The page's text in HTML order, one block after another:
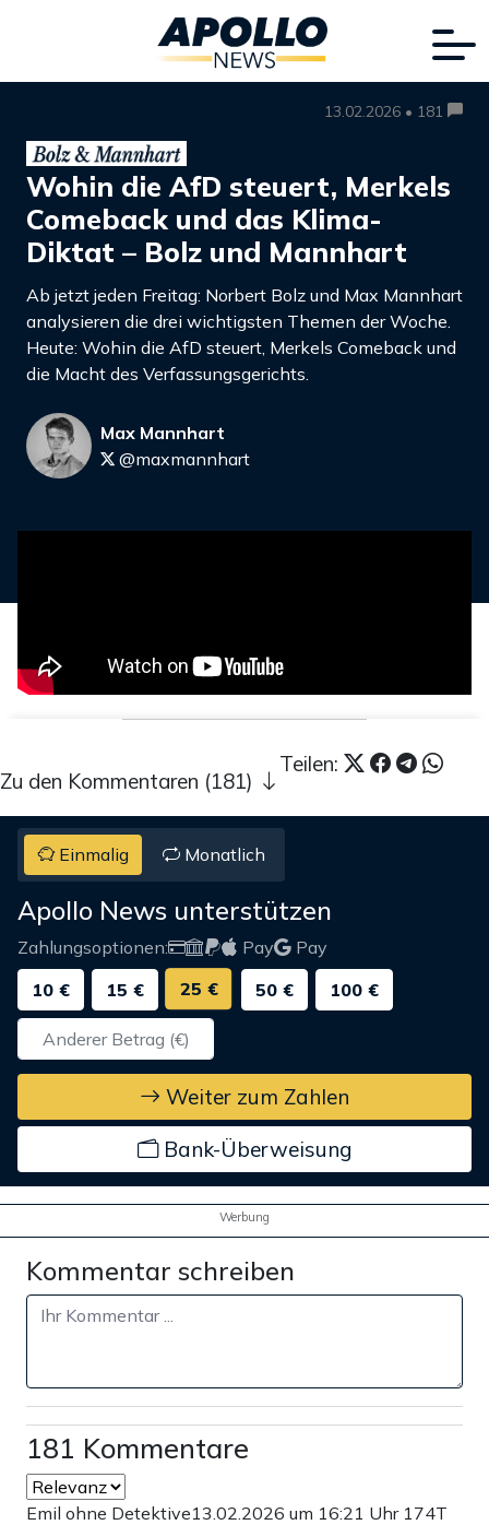
13.02.2026 • 181
Wohin die AfD steuert, Merkels
Comeback und das Klima-
Diktat – Bolz und Mannhart
Ab jetzt jeden Freitag: Norbert Bolz und Max Mannhart
analysieren die drei wichtigsten Themen der Woche.
Heute: Wohin die AfD steuert, Merkels Comeback und
die Macht des Verfassungsgerichts.
Max Mannhart
@maxmannhart
Teilen:
Zu den Kommentaren (181)
Einmalig Monatlich
Apollo News unterstützen
Zahlungsoptionen: Pay
Pay
10 €
15 € 25 € 50 € 100 €
Weiter zum Zahlen
Bank-Überweisung
Werbung
Kommentar schreiben
181 Kommentare
Emil ohne Detektive13.02.2026 um 16:21 Uhr 174T